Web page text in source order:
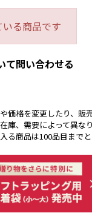
る商品です
て問い合わせる
価格を変更したり、販
、需要によって異なり
商品は100品目までと